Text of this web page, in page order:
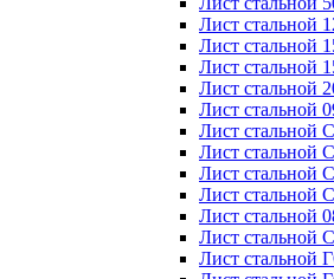
Лист стальной
Лист стальной
Лист стальной
Лист стальной
Лист стальной
Лист стальной
Лист стальной
Лист стальной
Лист стальной
Лист стальной
Лист стальной
Лист стальной